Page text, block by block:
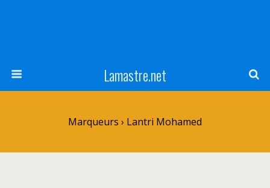
Lamastre.net
Marqueurs › Lantri Mohamed